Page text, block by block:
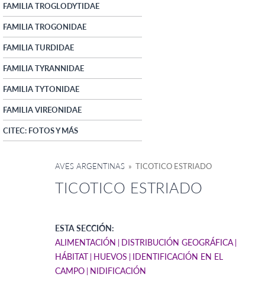
FAMILIA TROGLODYTIDAE
FAMILIA TROGONIDAE
FAMILIA TURDIDAE
FAMILIA TYRANNIDAE
FAMILIA TYTONIDAE
FAMILIA VIREONIDAE
CITEC: FOTOS Y MÁS
AVES ARGENTINAS » TICOTICO ESTRIADO
TICOTICO ESTRIADO
ESTA SECCIÓN:
ALIMENTACIÓN
DISTRIBUCIÓN GEOGRÁFICA
HÁBITAT HUEVOS
IDENTIFICACIÓN EN EL
CAMPO NIDIFICACIÓN